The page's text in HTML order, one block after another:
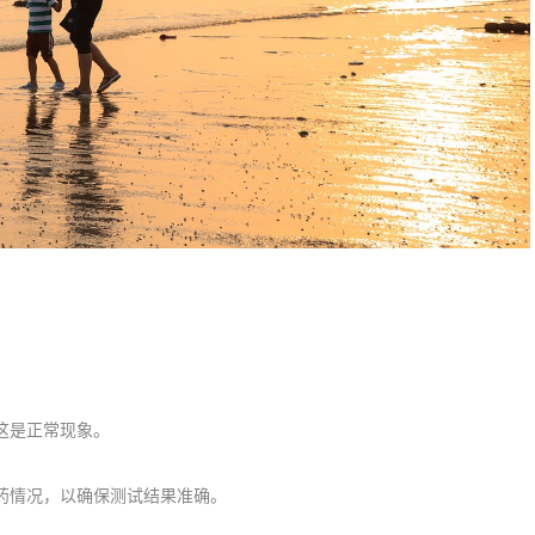
正常现象。
况，以确保测试结果准确。